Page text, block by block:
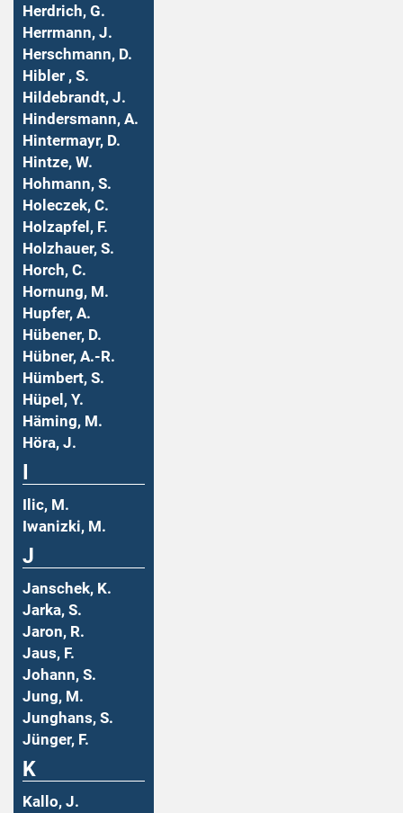
Herdrich, G.
Herrmann, J.
Herschmann, D.
Hibler , S.
Hildebrandt, J.
Hindersmann, A.
Hintermayr, D.
Hintze, W.
Hohmann, S.
Holeczek, C.
Holzapfel, F.
Holzhauer, S.
Horch, C.
Hornung, M.
Hupfer, A.
Hübener, D.
Hübner, A.-R.
Hümbert, S.
Hüpel, Y.
Häming, M.
Höra, J.
Ilic, M.
Iwanizki, M.
J
Janschek, K.
Jarka, S.
Jaron, R.
Jaus, F.
Johann, S.
Jung, M.
Junghans, S.
Jünger, F.
K
Kallo, J.